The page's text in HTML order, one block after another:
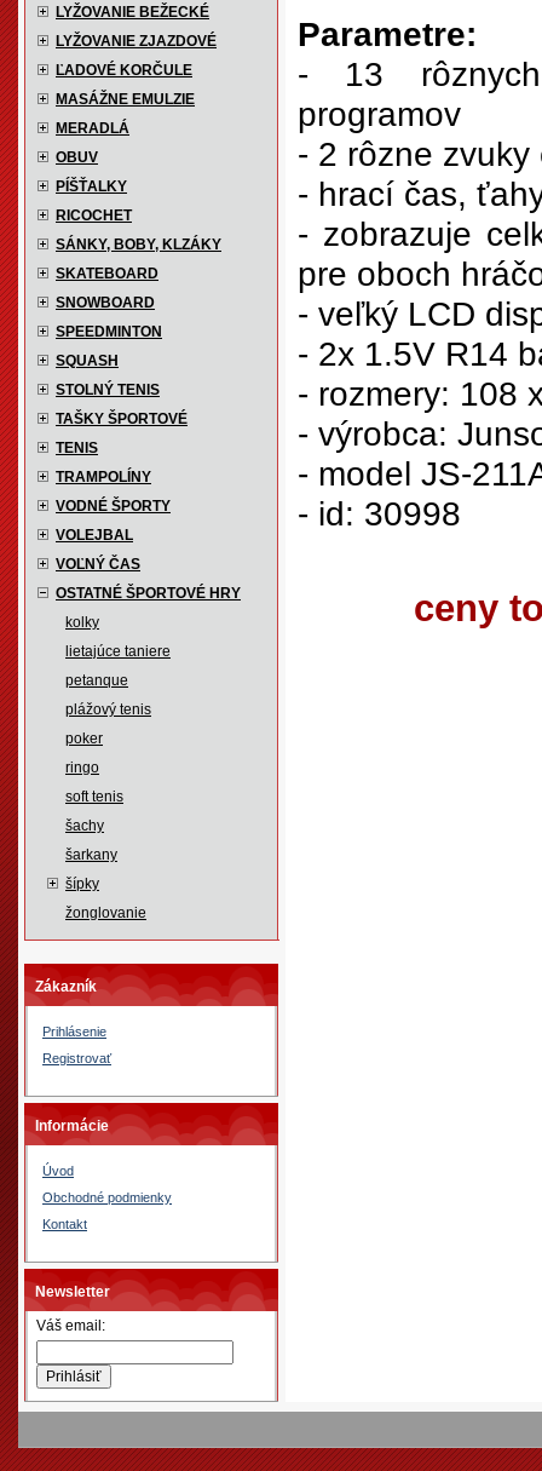
LYŽOVANIE BEŽECKÉ
LYŽOVANIE ZJAZDOVÉ
ĽADOVÉ KORČULE
MASÁŽNE EMULZIE
MERADLÁ
OBUV
PÍŠŤALKY
RICOCHET
SÁNKY, BOBY, KLZÁKY
SKATEBOARD
SNOWBOARD
SPEEDMINTON
SQUASH
STOLNÝ TENIS
TAŠKY ŠPORTOVÉ
TENIS
TRAMPOLÍNY
VODNÉ ŠPORTY
VOLEJBAL
VOĽNÝ ČAS
OSTATNÉ ŠPORTOVÉ HRY
kolky
lietajúce taniere
petanque
plážový tenis
poker
ringo
soft tenis
šachy
šarkany
šípky
žonglovanie
Zákazník
Prihlásenie
Registrovať
Informácie
Úvod
Obchodné podmienky
Kontakt
Newsletter
Váš email:
Parametre:
- 13
programov
- 2 rôzne
- hrací čas,
- zobrazuje
pre oboch
- veľký LCD
- 2x 1.5V R14
- rozmery: 108
- výrobca:
- model JS-
- id: 30998
ceny